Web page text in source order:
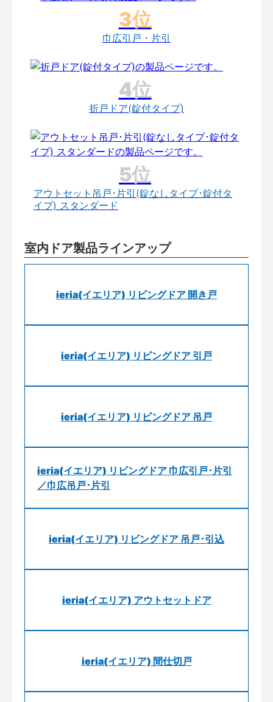
巾広引戸・片引
折戸ドア(錠付タイプ)
アウトセット吊戸･片引(錠なしタイプ･錠付タ
イプ) スタンダード
室内ドア製品ラインアップ
ieria(イエリア) リビングドア 開き戸
ieria(イエリア) リビングドア 引戸
ieria(イエリア) リビングドア 吊戸
ieria(イエリア) リビングドア 巾広引戸･片引
／巾広吊戸･片引
ieria(イエリア) リビングドア 吊戸･引込
ieria(イエリア) アウトセットドア
ieria(イエリア) 間仕切戸